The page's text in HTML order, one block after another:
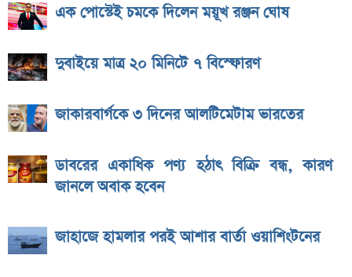
এক পোস্টেই চমকে দিলেন ময়ূখ রঞ্জন ঘোষ
দুবাইয়ে মাত্র ২০ মিনিটে ৭ বিস্ফোরণ
জাকারবার্গকে ৩ দিনের আলটিমেটাম ভারতের
ডাবরের একাধিক পণ্য হঠাৎ বিক্রি বন্ধ, কারণ
জানলে অবাক হবেন
জাহাজে হামলার পরই আশার বার্তা ওয়াশিংটনের